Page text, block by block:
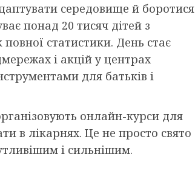
середовище й боротися
понад 20 тисяч дітей з
статистики. День стає
і акцій у центрах
для батьків і
онлайн-курси для
в лікарнях. Це не просто свято
і сильнішим.